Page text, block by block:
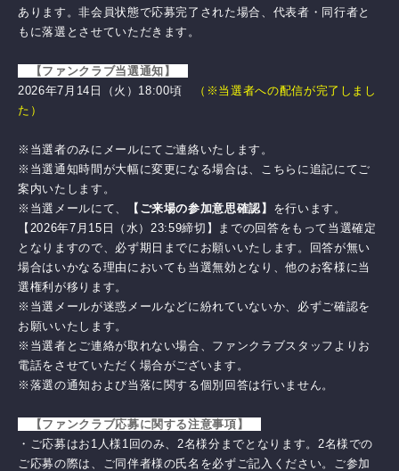
あります。非会員状態で応募完了された場合、代表者・同行者と
もに落選とさせていただきます。
【ファンクラブ当選通知】
2026年7月14日（火）18:00頃
（※当選者への配信が完了しまし
た）
※当選者のみにメールにてご連絡いたします。
※当選通知時間が大幅に変更になる場合は、こちらに追記にてご
案内いたします。
※当選メールにて、
【ご来場の参加意思確認】 を行います。
【2026年7月15日（水）23:59締切】までの回答をもって当選確定
となりますので、必ず期日までにお願いいたします。回答が無い
場合はいかなる理由においても当選無効となり、他のお客様に当
選権利が移ります。
※当選メールが迷惑メールなどに紛れていないか、必ずご確認を
お願いいたします。
※当選者とご連絡が取れない場合、ファンクラブスタッフよりお
電話をさせていただく場合がございます。
※落選の通知および当落に関する個別回答は行いません。
【ファンクラブ応募に関する注意事項】
・ご応募はお1人様1回のみ、2名様分までとなります。2名様での
ご応募の際は、ご同伴者様の氏名を必ずご記入ください。ご参加